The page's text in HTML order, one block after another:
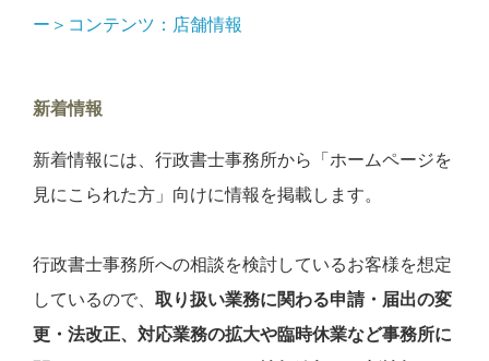
ー＞コンテンツ：店舗情報
新着情報
新着情報には、行政書士事務所から「ホームページを
見にこられた方」向けに情報を掲載します。
行政書士事務所への相談を検討しているお客様を想定
しているので、 取り扱い業務に関わる申請・届出の変
更・法改正、対応業務の拡大や臨時休業など事務所に